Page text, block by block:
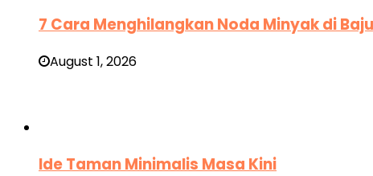
7 Cara Menghilangkan Noda Minyak di
August 1, 2026
Ide Taman Minimalis Masa Kini